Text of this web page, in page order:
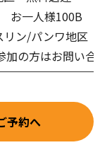
お一人様100B
リン/パンワ地区
の方はお問い合
予約へ